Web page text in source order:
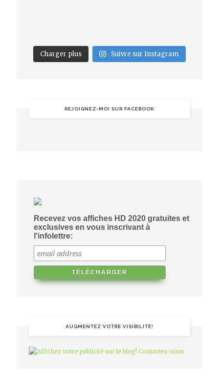
Charger plus Suivre sur Instagram
REJOIGNEZ-MOI SUR FACEBOOK
Recevez vos affiches HD 2020 gratuites et
exclusives en vous inscrivant à
l'infolettre:
AUGMENTEZ VOTRE VISIBILITÉ!